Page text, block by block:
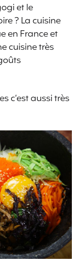
et le
? La cuisine
en France et
cuisine très
c’est aussi très